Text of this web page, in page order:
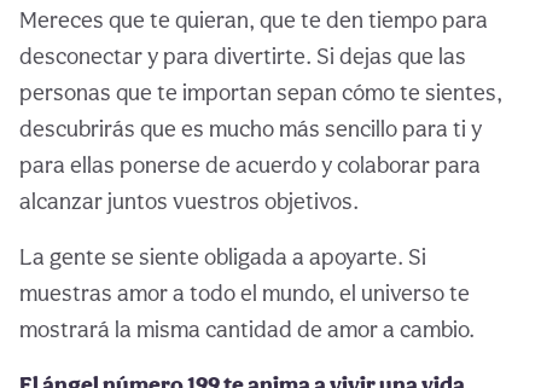
Mereces que te quieran, que te den tiempo para
desconectar y para divertirte. Si dejas que las
personas que te importan sepan cómo te sientes,
descubrirás que es mucho más sencillo para ti y
para ellas ponerse de acuerdo y colaborar para
alcanzar juntos vuestros objetivos.
La gente se siente obligada a apoyarte. Si
muestras amor a todo el mundo, el universo te
mostrará la misma cantidad de amor a cambio.